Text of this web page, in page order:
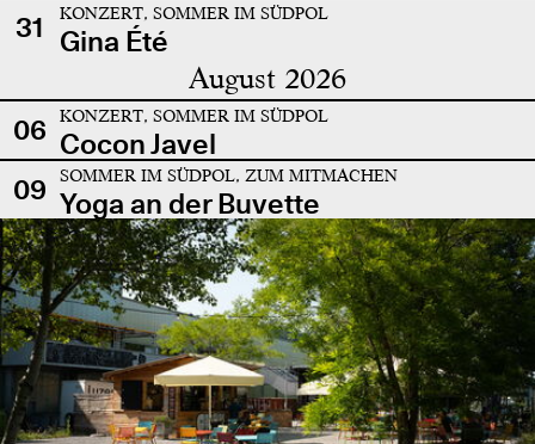
31
KONZERT, SOMMER IM SÜDPOL
Gina Été
August 2026
06 KONZERT, SOMMER IM SÜDPOL
Cocon Javel
09
SOMMER IM SÜDPOL, ZUM MITMACHEN
Yoga an der Buvette